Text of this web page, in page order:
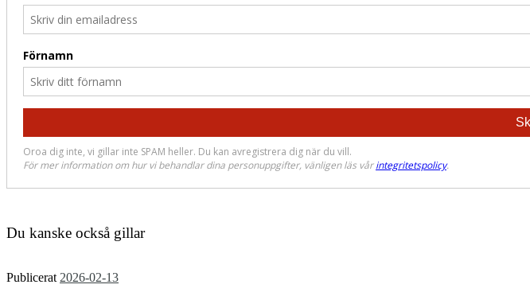
Du kanske också gillar
Publicerat 2026-02-13